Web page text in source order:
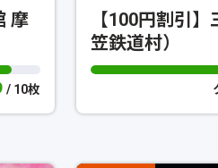
摩
/ 10枚
【100円割引
笠鉄道村）